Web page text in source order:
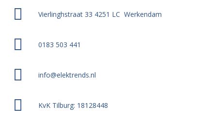
Vierlinghstraat 33 4251 LC Werkendam
0183 503 441
info@elektrends.nl
KvK Tilburg: 18128448